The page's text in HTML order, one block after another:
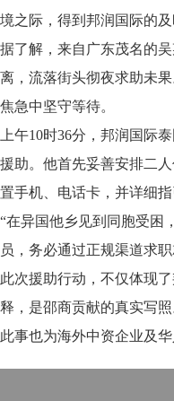
境之际，得到邦润国际的
据了解，来自广东茂名的
离，流落街头彻夜求助未
焦急中坚守等待。
上午10时36分，邦润国际
援助。他首先妥善安排二
置手机、电话卡，并详细
“在异国他乡见到同胞受困
员，务必通过正规渠道求
此次援助行动，不仅体现
释，是邵商贡献的真实写照
此事也为海外中资企业及